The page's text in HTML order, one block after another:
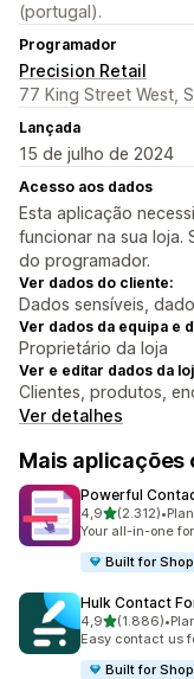
(portugal).
Programador
Precision Retail
77 King Street West,
Lançada
15 de julho de 2024
Acesso aos dados
Esta aplicação
funcionar na sua loja.
do programador.
Ver dados do cliente:
Dados sensíveis,
Ver dados da equipa e
Proprietário da loja
Ver e editar dados da
Clientes, produtos,
Ver detalhes
Mais aplicações
Powerful
4,9de 5 estrelas
(2.312)
2312 total de•
Your all-in-one
Built for
Hulk Contact
4,9de 5 estrelas
(1.886)
1886 total de•
Easy contact us
Built for